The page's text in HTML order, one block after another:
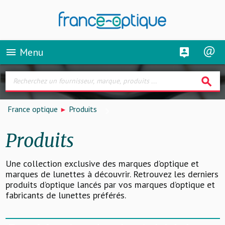
menu Menu
search
France optique Produits
Produits
Une collection exclusive des marques d’optique et
marques de lunettes à découvrir. Retrouvez les derniers
produits d’optique lancés par vos marques d’optique et
fabricants de lunettes préférés.